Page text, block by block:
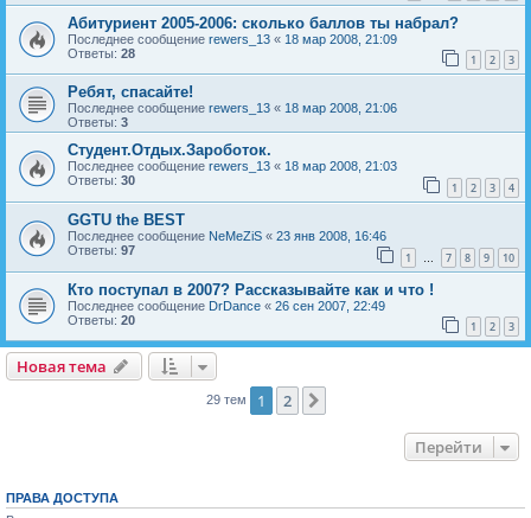
Абитуриент 2005-2006: сколько баллов ты набрал?
Последнее сообщение rewers_13 « 18 мар 2008, 21:09
Ответы: 28 1 2 3
Ребят, спасайте!
Последнее сообщение rewers_13 « 18 мар 2008, 21:06
Ответы: 3
Студент.Отдых.Зароботок.
Последнее сообщение rewers_13 « 18 мар 2008, 21:03
Ответы: 30 1 2 3 4
GGTU the BEST
Последнее сообщение NeMeZiS « 23 янв 2008, 16:46
Ответы: 97 1 7 8 9 10
Кто поступал в 2007? Рассказывайте как и что !
Последнее сообщение DrDance « 26 сен 2007, 22:49
Ответы: 20 1 2 3
Новая тема
Новаятема
29 тем 1 2
Перейти
ПРАВА ДОСТУПА